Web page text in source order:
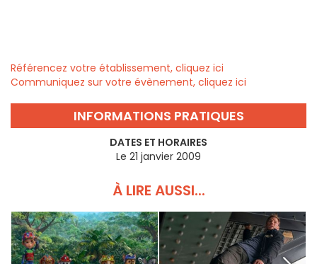
Référencez votre établissement, cliquez ici
Communiquez sur votre évènement, cliquez ici
INFORMATIONS PRATIQUES
DATES ET HORAIRES
Le 21 janvier 2009
À LIRE AUSSI...